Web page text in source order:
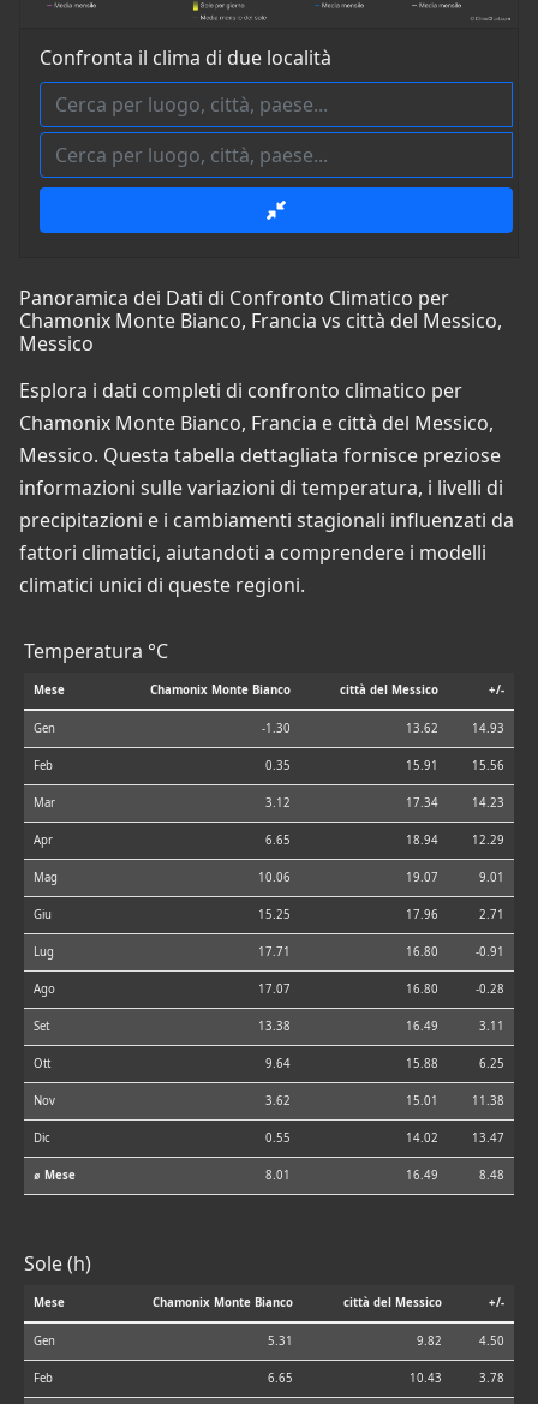
Confronta il clima di due località
Panoramica dei Dati di Confronto Climatico per
Chamonix Monte Bianco, Francia vs città del Messico,
Messico
Esplora i dati completi di confronto climatico per
Chamonix Monte Bianco, Francia e città del Messico,
Messico. Questa tabella dettagliata fornisce preziose
informazioni sulle variazioni di temperatura, i livelli di
precipitazioni e i cambiamenti stagionali influenzati da
fattori climatici, aiutandoti a comprendere i modelli
climatici unici di queste regioni.
Temperatura °C
Mese Chamonix Monte Bianco città del Messico +/-
Gen -1.30 13.62 14.93
Feb 0.35 15.91 15.56
Mar 3.12 17.34 14.23
Apr 6.65 18.94 12.29
Mag 10.06 19.07 9.01
Giu 15.25 17.96 2.71
Lug 17.71 16.80 -0.91
Ago 17.07 16.80 -0.28
Set 13.38 16.49 3.11
Ott 9.64 15.88 6.25
Nov 3.62 15.01 11.38
Dic 0.55 14.02 13.47
⌀ Mese 8.01 16.49 8.48
Sole (h)
Mese Chamonix Monte Bianco città del Messico +/-
Gen 5.31 9.82 4.50
Feb 6.65 10.43 3.78